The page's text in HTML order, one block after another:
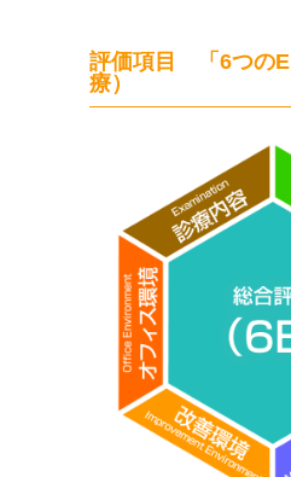
評価項目 「6つのE
療）